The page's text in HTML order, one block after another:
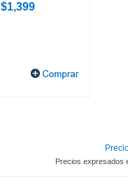
$1,399
Precios expresados